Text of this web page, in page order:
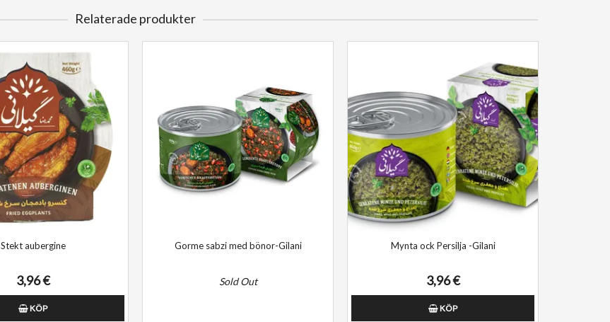
Relaterade produkter
Stekt aubergine
3,96 €
KÖP
Gorme sabzi med bönor-Gilani
Sold Out
Mynta ock Persilja -Gilani
3,96 €
KÖP